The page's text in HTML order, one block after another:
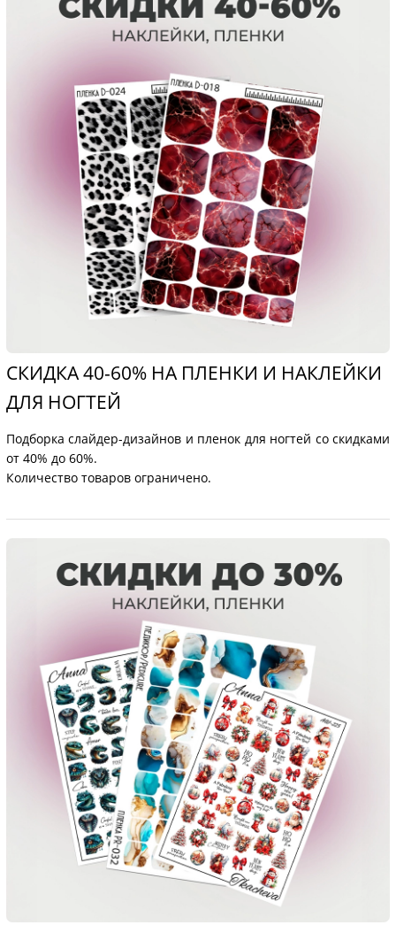
СКИДКА 40-60% НА ПЛЕНКИ И НАКЛЕЙКИ
ДЛЯ НОГТЕЙ
Подборка слайдер-дизайнов и пленок для ногтей со скидками
от 40% до 60%.
Количество товаров ограничено.